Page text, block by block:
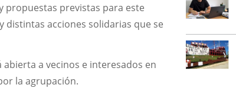
propuestas previstas para este
distintas acciones solidarias que se
a vecinos e interesados en
la agrupación.